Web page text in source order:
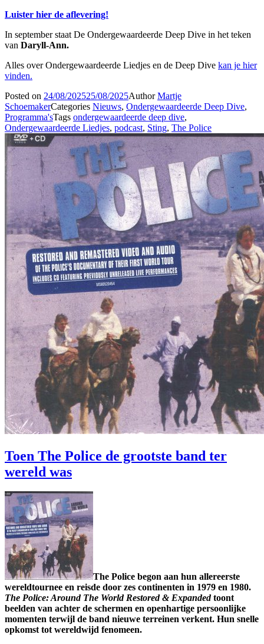
Luister hier de aflevering!
In september staat De Ondergewaardeerde Deep Dive in het teken
van Daryll-Ann.
Alles over Ondergewaardeerde Liedjes en de Deep Dive kan je hier
vinden.
Posted on 24/08/202525/08/2025AuthorMartje
SchoemakerCategories Nieuws, Ondergewaardeerde Deep Dive,
Programma'sTags ondergewaardeerde deep dive,
Ondergewaardeerde Liedjes, podcast, Sting, The Police
Toen The Police de grootste band ter
wereld was
The Police begon aan hun allereerste
wereldtournee en reisde door zes continenten in 1979 en 1980.
The Police: Around The World Restored & Expandedtoont
beelden van achter de schermen en openhartige persoonlijke
momenten terwijl de band nieuwe terreinen verkent. Hun snelle
opkomst tot wereldwijd fenomeen.